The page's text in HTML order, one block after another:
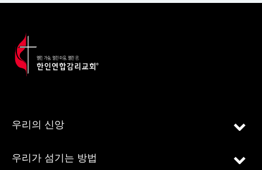
우리의 신앙
우리가 섬기는 방법